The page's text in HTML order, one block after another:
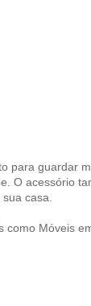
para guardar
O acessório
casa.
como Móveis